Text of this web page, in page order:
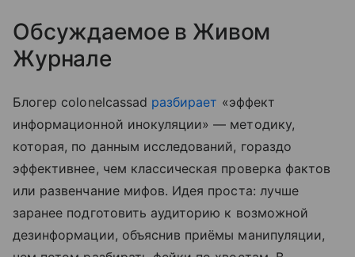
Обсуждаемое в Живом
Журнале
Блогер colonelcassad разбирает «эффект
информационной инокуляции» — методику,
которая, по данным исследований, гораздо
эффективнее, чем классическая проверка фактов
или развенчание мифов. Идея проста: лучше
заранее подготовить аудиторию к возможной
дезинформации, объяснив приёмы манипуляции,